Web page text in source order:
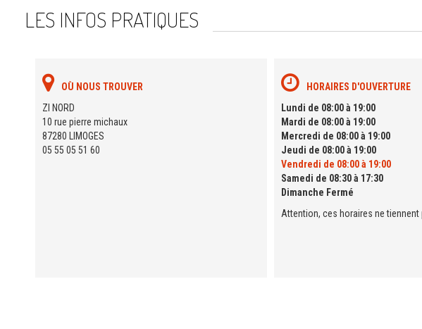
LES INFOS PRATIQUES
OÙ NOUS TROUVER
ZI NORD
10 rue pierre michaux
87280 LIMOGES
05 55 05 51 60
HORAIRES D'OUVERTURE
Lundi de 08:00 à 19:00
Mardi de 08:00 à 19:00
Mercredi de 08:00 à 19:00
Jeudi de 08:00 à 19:00
Vendredi de 08:00 à 19:00
Samedi de 08:30 à 17:30
Dimanche Fermé
Attention, ces horaires ne